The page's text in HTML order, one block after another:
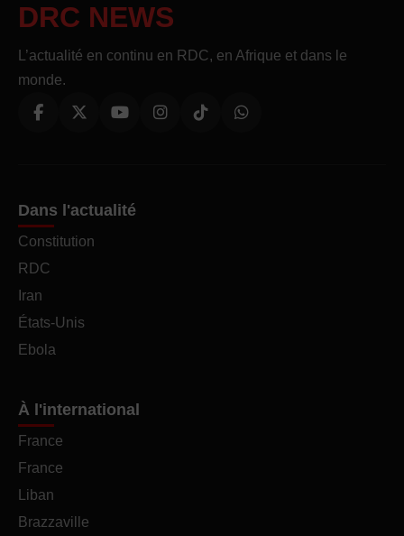
DRC NEWS
L’actualité en continu en RDC, en Afrique et dans le
monde.
Dans l'actualité
Constitution
RDC
Iran
États-Unis
Ebola
À l'international
France
France
Liban
Brazzaville